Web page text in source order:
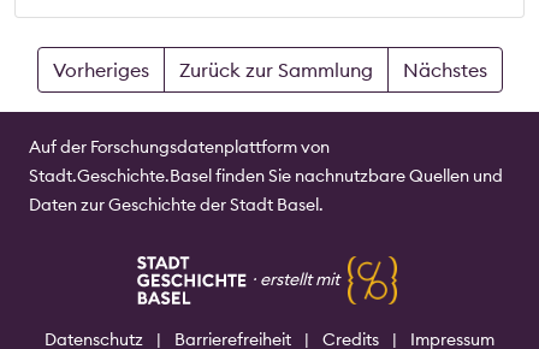
Vorheriges Zurück zur Sammlung Nächstes
Auf der Forschungsdatenplattform von
Stadt.Geschichte.Basel finden Sie nachnutzbare Quellen und
Daten zur Geschichte der Stadt Basel.
⸱ erstellt mit
Datenschutz | Barrierefreiheit | Credits | Impressum